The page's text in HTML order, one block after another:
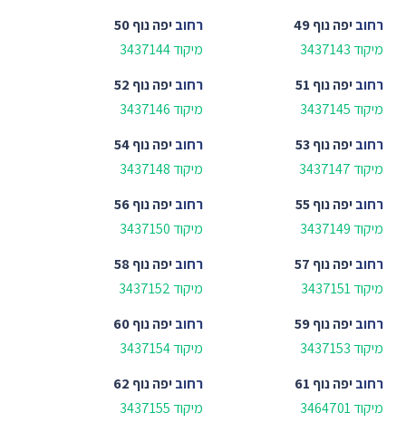
רחוביפה נוף 49
מיקוד 3437143
רחוביפה נוף 50
מיקוד 3437144
רחוביפה נוף 51
מיקוד 3437145
רחוביפה נוף 52
מיקוד 3437146
רחוביפה נוף 53
מיקוד 3437147
רחוביפה נוף 54
מיקוד 3437148
רחוביפה נוף 55
מיקוד 3437149
רחוביפה נוף 56
מיקוד 3437150
רחוביפה נוף 57
מיקוד 3437151
רחוביפה נוף 58
מיקוד 3437152
רחוביפה נוף 59
מיקוד 3437153
רחוביפה נוף 60
מיקוד 3437154
רחוביפה נוף 61
מיקוד 3464701
רחוביפה נוף 62
מיקוד 3437155